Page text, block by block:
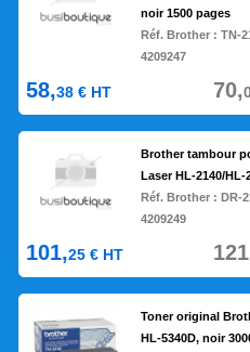
noir 1500 pages
Réf. Brother :TN-
4209247
58,38 € HT 70,
Brother tambour
Laser HL-2140/HL-
Réf. Brother :DR-
4209249
101,25 € HT
Toner original
HL-5340D, noir